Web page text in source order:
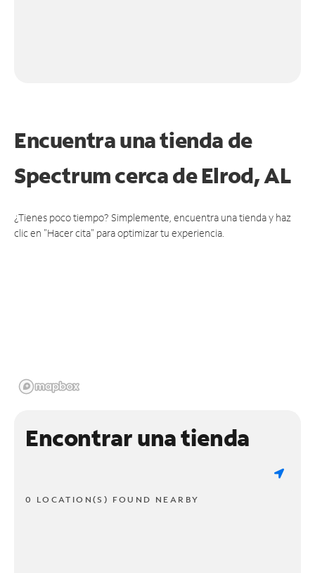
Encuentra una tienda de
Spectrumcerca de Elrod, AL
¿Tienes poco tiempo? Simplemente, encuentra una tienda y haz
clic en "Hacer cita" para optimizar tu experiencia.
Encontrar una tienda
0 LOCATION(S) FOUND NEARBY